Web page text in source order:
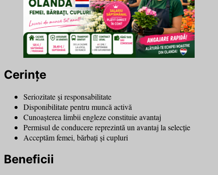
Cerințe
Seriozitate și responsabilitate
Disponibilitate pentru muncă activă
Cunoașterea limbii engleze constituie avantaj
Permisul de conducere reprezintă un avantaj la selecție
Acceptăm femei, bărbați și cupluri
Beneficii